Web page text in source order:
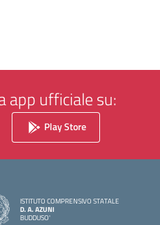
app ufficiale su:
Play Store
ISTITUTO COMPRENSIVO STATALE
D. A. AZUNI
BUDDUSO'